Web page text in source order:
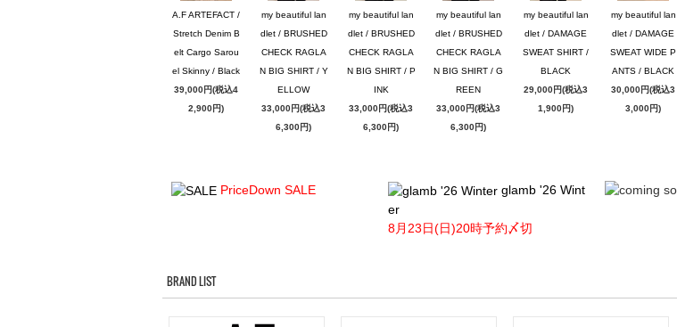
A.F ARTEFACT /
Stretch Denim B
elt Cargo Sarou
el Skinny / Black
39,000円(税込4
2,900円)
my beautiful lan
dlet / BRUSHED
CHECK RAGLA
N BIG SHIRT / Y
ELLOW
33,000円(税込3
6,300円)
my beautiful lan
dlet / BRUSHED
CHECK RAGLA
N BIG SHIRT / P
INK
33,000円(税込3
6,300円)
my beautiful lan
dlet / BRUSHED
CHECK RAGLA
N BIG SHIRT / G
REEN
33,000円(税込3
6,300円)
my beautiful lan
dlet / DAMAGE
SWEAT SHIRT /
BLACK
29,000円(税込3
1,900円)
my beautiful lan
dlet / DAMAGE
SWEAT WIDE P
ANTS / BLACK
30,000円(税込3
3,000円)
PriceDown SALE
glamb '26 Wint
er
8月23日(日)20時予約〆切
BRAND LIST